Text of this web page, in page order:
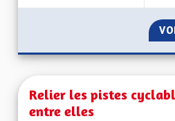
Relier les pistes
entre elles